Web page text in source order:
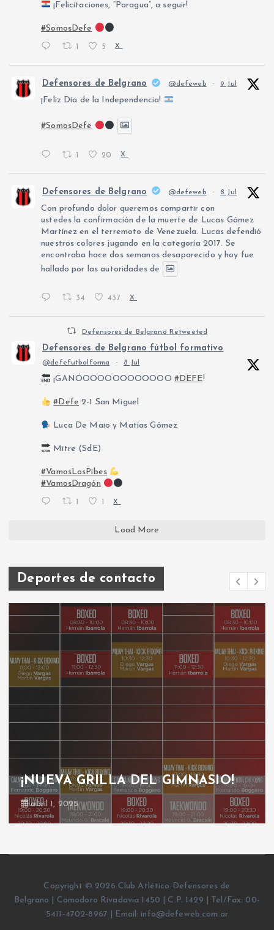
¡Felicitaciones, “Paragua”, a seguir!
#SomosDefe
5 X
Defensores de Belgrano @defeweb · 9 Jul
¡Feliz Día de la Independencia!
#SomosDefe
1 20 X
Defensores de Belgrano @defeweb · 8 Jul
Con profundo dolor queremos compartir con
ustedes la confirmación de la muerte de Lucas Gámez
Martínez en el terremoto de Venezuela. Lucas defendió
nuestros colores jugando en la categoría 2017. Se
encontraba hace dos semanas desaparecido y hoy fue
hallado por las autoridades de
34 437 X
Defensores de Belgrano Retweeted
Defensores de Belgrano fútbol formativo
@defefutbolforma · 8 Jul
¡GANÓOOOOOOOOOOOO #DEFE!
#Defe 2-1 San Miguel
Luca De Maio y Matías Gómez
Mitre (SdE)
#VamosLosPibes
#VamosDragón
X
Load More
Deportes de contacto
¡NUEVA GRILLA DEL GIMNASIO!
abril 1, 2025
Copyright © 2026 Club Atlético Defensores de
Belgrano | Comodoro Rivadavia 1450 | C.P. 1429 | Tel/Fax: 00-
5411-4702-8967 | Email: info@defeweb.com.ar